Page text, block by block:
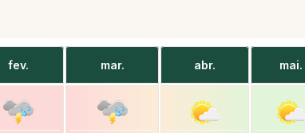
fev. mar. abr. mai.